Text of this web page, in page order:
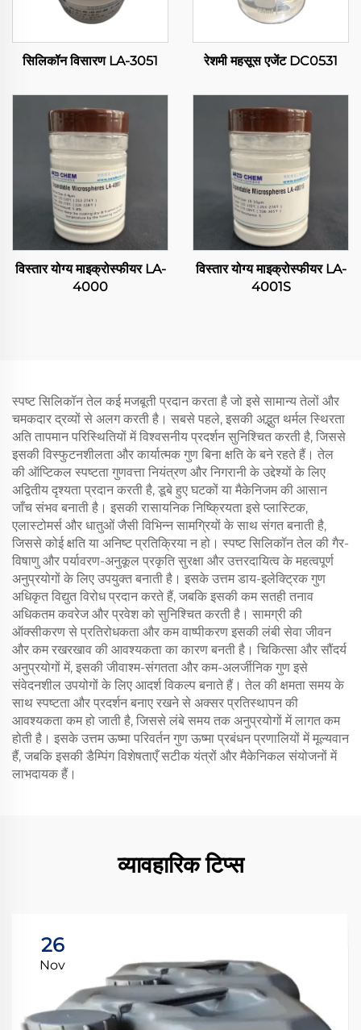
सिलिकॉन विसारण LA-3051 रेशमी महसूस एजेंट DC0531
विस्तार योग्य माइक्रोस्फीयर LA-
4000
विस्तार योग्य माइक्रोस्फीयर LA-
4001S
स्पष्ट सिलिकॉन तेल कई मजबूती प्रदान करता है जो इसे सामान्य तेलों और
चमकदार द्रव्यों से अलग करती है। सबसे पहले, इसकी अद्भुत थर्मल स्थिरता
अति तापमान परिस्थितियों में विश्वसनीय प्रदर्शन सुनिश्चित करती है, जिससे
इसकी विस्फुटनशीलता और कार्यात्मक गुण बिना क्षति के बने रहते हैं। तेल
की ऑप्टिकल स्पष्टता गुणवत्ता नियंत्रण और निगरानी के उद्देश्यों के लिए
अद्वितीय दृश्यता प्रदान करती है, डूबे हुए घटकों या मैकेनिजम की आसान
जाँच संभव बनाती है। इसकी रासायनिक निष्क्रियता इसे प्लास्टिक,
एलास्टोमर्स और धातुओं जैसी विभिन्न सामग्रियों के साथ संगत बनाती है,
जिससे कोई क्षति या अनिष्ट प्रतिक्रिया न हो। स्पष्ट सिलिकॉन तेल की गैर-
विषाणु और पर्यावरण-अनुकूल प्रकृति सुरक्षा और उत्तरदायित्व के महत्वपूर्ण
अनुप्रयोगों के लिए उपयुक्त बनाती है। इसके उत्तम डाय-इलेक्ट्रिक गुण
अधिकृत विद्युत विरोध प्रदान करते हैं, जबकि इसकी कम सतही तनाव
अधिकतम कवरेज और प्रवेश को सुनिश्चित करती है। सामग्री की
ऑक्सीकरण से प्रतिरोधकता और कम वाष्पीकरण इसकी लंबी सेवा जीवन
और कम रखरखाव की आवश्यकता का कारण बनती है। चिकित्सा और सौंदर्य
अनुप्रयोगों में, इसकी जीवाश्म-संगतता और कम-अलर्जीनिक गुण इसे
संवेदनशील उपयोगों के लिए आदर्श विकल्प बनाते हैं। तेल की क्षमता समय के
साथ स्पष्टता और प्रदर्शन बनाए रखने से अक्सर प्रतिस्थापन की
आवश्यकता कम हो जाती है, जिससे लंबे समय तक अनुप्रयोगों में लागत कम
होती है। इसके उत्तम ऊष्मा परिवर्तन गुण ऊष्मा प्रबंधन प्रणालियों में मूल्यवान
हैं, जबकि इसकी डैम्पिंग विशेषताएँ सटीक यंत्रों और मैकेनिकल संयोजनों में
लाभदायक हैं।
व्यावहारिक टिप्स
26
Nov